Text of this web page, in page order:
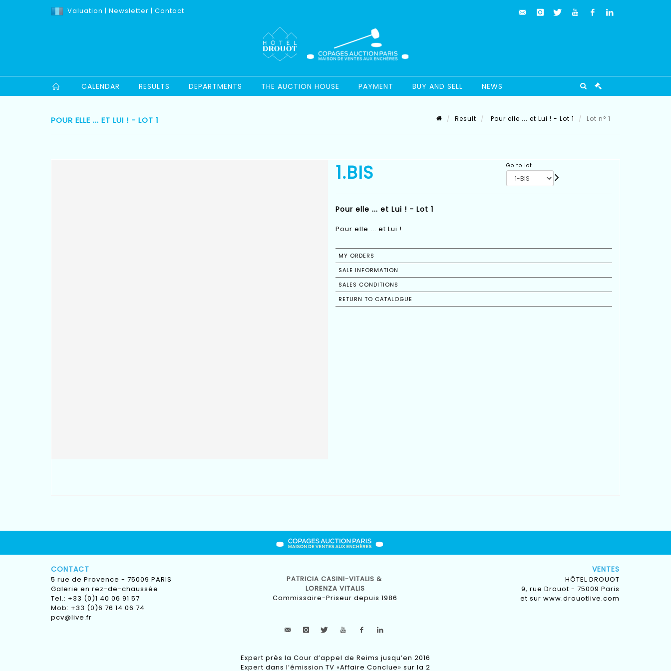
Valuation | Newsletter | Contact
CALENDAR RESULTS DEPARTMENTS THE AUCTION HOUSE PAYMENT BUY AND SELL NEWS
POUR ELLE ... ET LUI ! - LOT 1 Result Pour elle ... et Lui ! - Lot 1 Lot n° 1
1.BIS Go to lot
Pour elle ... et Lui ! - Lot 1
Pour elle ... et Lui !
MY ORDERS
SALE INFORMATION
SALES CONDITIONS
RETURN TO CATALOGUE
CONTACT
5 rue de Provence - 75009 PARIS
Galerie en rez-de-chaussée
Tel.: +33 (0)1 40 06 91 57
Mob: +33 (0)6 76 14 06 74
pcv@live.fr
PATRICIA CASINI-VITALIS &
LORENZA VITALIS
Commissaire-Priseur depuis 1986
VENTES
HÔTEL DROUOT
9, rue Drouot - 75009 Paris
et sur www.drouotlive.com
Expert près la Cour d’appel de Reims jusqu’en 2016
Expert dans l’émission TV «Affaire Conclue» sur la 2